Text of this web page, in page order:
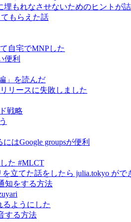
もれなさせないためのヒントが
てもらえた話
自宅でMNPした
便利
」を読んだ
リースに失敗しました
戦略
はGoogle groupsが便利
した #MLCT
立てた話をしたら julia.tokyo がで
知をする方法
るようにした
する方法